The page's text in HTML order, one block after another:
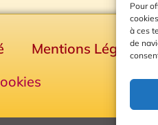
Pour
à ces
de
Mentions Légales